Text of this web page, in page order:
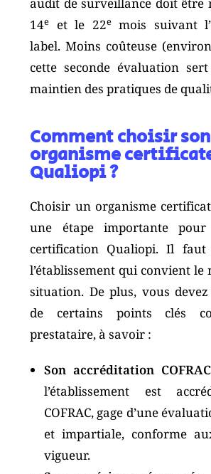
audit de surveillance doit être
14e et le 22emois suivant
label. Moins coûteuse
cette seconde évaluation
maintien des pratiques de
Comment choisir son
organisme
Qualiopi ?
Choisir un organisme
une étape importante
certification Qualiopi. Il faut
l’établissement qui convient
situation. De plus, vous
de certains points clés
prestataire, à savoir :
Son accréditation COFRAC
l’établissement est
COFRAC, gage d’une
et impartiale, conforme
vigueur.